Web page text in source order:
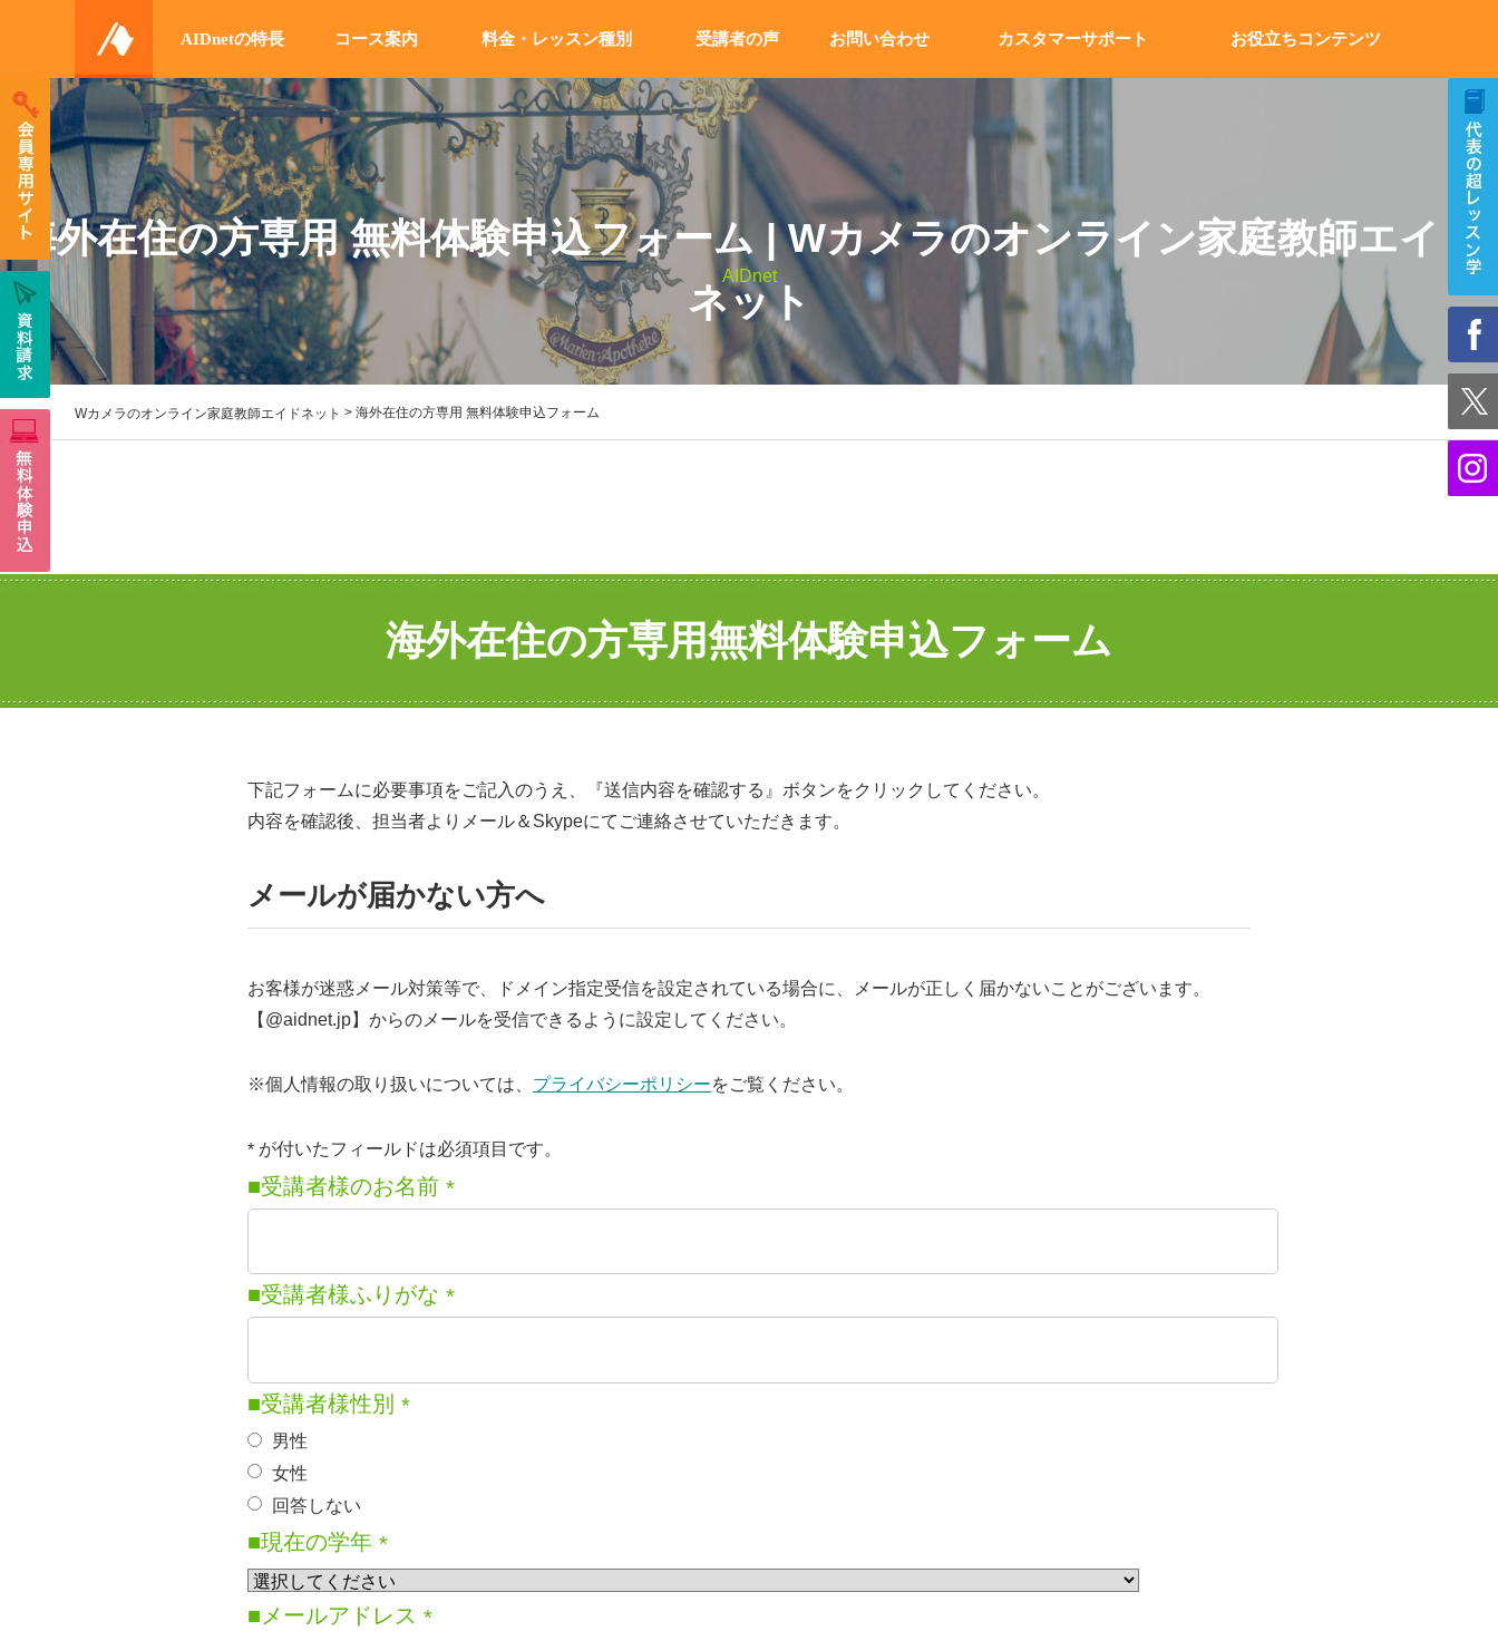
AIDnetの特長 コース案内 料金・レッスン種別 受講者の声 お問い合わせ カスタマーサポート お役立ちコンテンツ
海外在住の方専用 無料体験申込フォーム | Wカメラのオンライン家庭教師エイド
ネット
AIDnet
Wカメラのオンライン家庭教師エイドネット >海外在住の方専用 無料体験申込フォーム
海外在住の方専用無料体験申込フォーム
下記フォームに必要事項をご記入のうえ、『送信内容を確認する』ボタンをクリックしてください。
内容を確認後、担当者よりメール＆Skypeにてご連絡させていただきます。
メールが届かない方へ
お客様が迷惑メール対策等で、ドメイン指定受信を設定されている場合に、メールが正しく届かないことがございます。
【@aidnet.jp】からのメールを受信できるように設定してください。
※個人情報の取り扱いについては、 プライバシーポリシーをご覧ください。
* が付いたフィールドは必須項目です。
■受講者様のお名前 *
■受講者様ふりがな *
■受講者様性別 *
男性
女性
回答しない
■現在の学年 *
■メールアドレス *